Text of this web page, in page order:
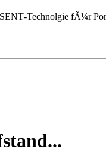
fÃ¼r